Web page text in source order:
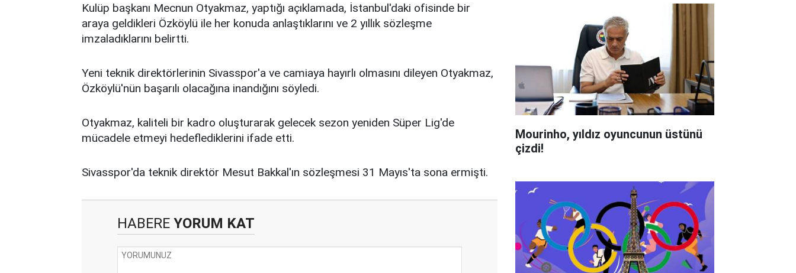
Kulüp başkanı Mecnun Otyakmaz, yaptığı açıklamada, İstanbul'daki ofisinde bir
araya geldikleri Özköylü ile her konuda anlaştıklarını ve 2 yıllık sözleşme
imzaladıklarını belirtti.
Yeni teknik direktörlerinin Sivasspor'a ve camiaya hayırlı olmasını dileyen Otyakmaz,
Özköylü'nün başarılı olacağına inandığını söyledi.
Otyakmaz, kaliteli bir kadro oluşturarak gelecek sezon yeniden Süper Lig'de
mücadele etmeyi hedeflediklerini ifade etti.
Sivasspor'da teknik direktör Mesut Bakkal'ın sözleşmesi 31 Mayıs'ta sona ermişti.
HABERE YORUM KAT
Mourinho, yıldız oyuncunun üstünü
çizdi!